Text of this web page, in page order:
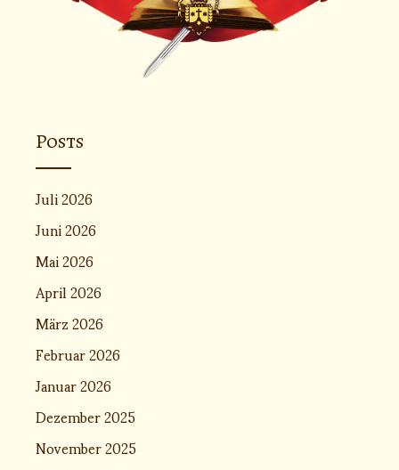
Posts
Juli 2026
Juni 2026
Mai 2026
April 2026
März 2026
Februar 2026
Januar 2026
Dezember 2025
November 2025